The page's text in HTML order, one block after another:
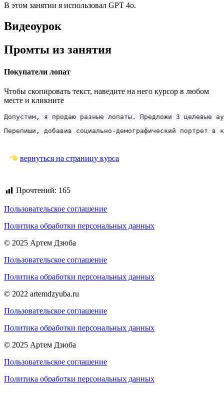
В этом занятии я использовал GPT 4o.
Видеоурок
Промты из занятия
Покупатели лопат
Чтобы скопировать текст, наведите на него курсор в любом
месте и кликните
Допустим, я продаю разные лопаты. Предложи 3 целевые
Перепиши, добавив социально-демографический портрет
вернуться на страницу курса
Прочтений: 165
Пользовательское соглашение
Политика обработки персональных данных
© 2025 Артем Дзюба
Пользовательское соглашение
Политика обработки персональных данных
© 2022 artemdzyuba.ru
Пользовательское соглашение
Политика обработки персональных данных
© 2025 Артем Дзюба
Пользовательское соглашение
Политика обработки персональных данных